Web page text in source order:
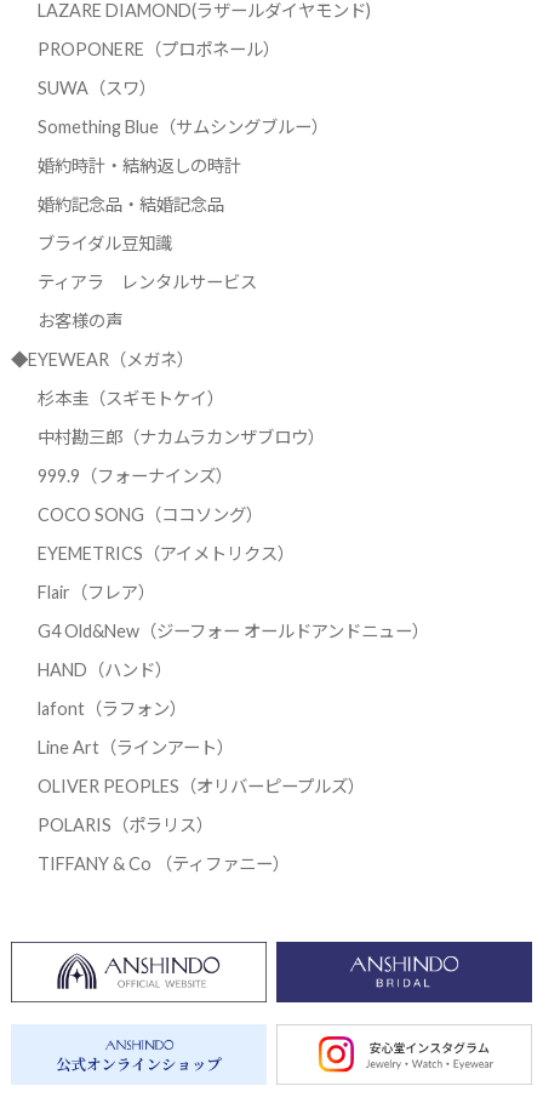
LAZARE DIAMOND(ラザールダイヤモンド)
PROPONERE（プロポネール）
SUWA（スワ）
Something Blue（サムシングブルー）
婚約時計・結納返しの時計
婚約記念品・結婚記念品
ブライダル豆知識
ティアラ レンタルサービス
お客様の声
◆EYEWEAR（メガネ）
杉本圭（スギモトケイ）
中村勘三郎（ナカムラカンザブロウ）
999.9（フォーナインズ）
COCO SONG（ココソング）
EYEMETRICS（アイメトリクス）
Flair（フレア）
G4 Old&New（ジーフォー オールドアンドニュー）
HAND（ハンド）
lafont（ラフォン）
Line Art（ラインアート）
OLIVER PEOPLES（オリバーピープルズ）
POLARIS（ポラリス）
TIFFANY & Co （ティファニー）